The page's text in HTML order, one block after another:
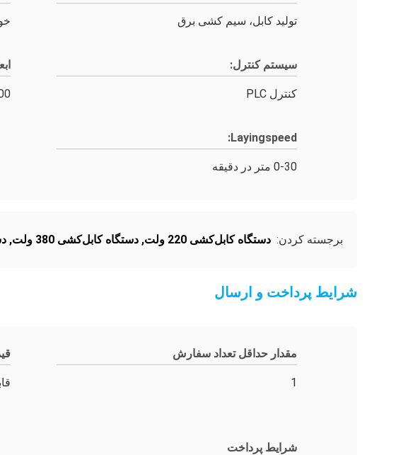
تولید کابل، سیم کشی برق
سیستم کنترل:
کنترل PLC 1500 میلی متر
Layingspeed:
0-30 متر در دقیقه
برجسته کردن: دستگاه کابل‌کشی 220 ولت , دستگاه کابل‌کشی 380 ولت ,
شرایط پرداخت و ارسال
مقدار حداقل تعداد سفارش
1
شرایط پرداخت